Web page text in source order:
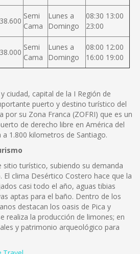
Semi
Cama
Lunes a
Domingo
08:30 13:00
23:00
Semi
Cama
Lunes a
Domingo
08:00 12:00
16:00 19:00
ciudad, capital de la I Región de
puerto y destino turístico del
por su Zona Franca (ZOFRI) que es un
de derecho libre en América del
a 1.800 kilometros de Santiago.
sitio turístico, subiendo su demanda
clima Desértico Costero hace que la
casi todo el año, aguas tibias
aptas para el baño. Dentro de los
destacan los oasis de Pica y
realiza la producción de limones; en
y patrimonio arqueológico para